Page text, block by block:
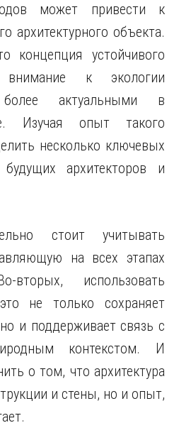
может привести к
архитектурного объекта.
концепция устойчивого
внимание к экологии
актуальными в
Изучая опыт такого
несколько ключевых
архитекторов и
стоит учитывать
на всех этапах
вторых, использовать
не только сохраняет
и поддерживает связь с
контекстом. И
о том, что архитектура
и стены, но и опыт,